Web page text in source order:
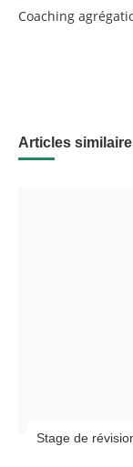
Coaching
Articles
Stage de